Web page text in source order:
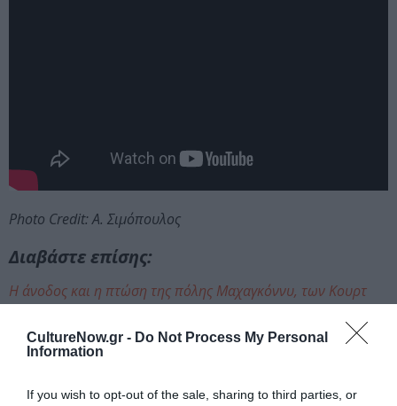
CultureNow.gr - Do Not Process My Personal
Information
If you wish to opt-out of the sale, sharing to third parties, or
Photo Credit: Α. Σιμόπουλος
Διαβάστε επίσης:
Η άνοδος και η πτώση της πόλης Μαχαγκόννυ, των Κουρτ
Ακολουθήστε το Culturenow.gr στο Google News
και